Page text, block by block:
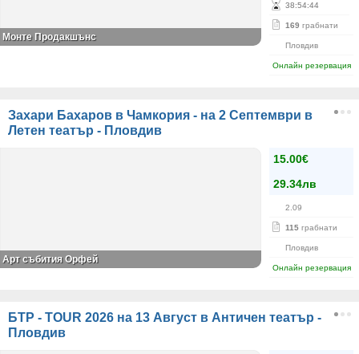
38:54:44
169 грабнати
Пловдив
Онлайн резервация
Монте Продакшънс
Захари Бахаров в Чамкория - на 2 Септември в
Летен театър - Пловдив
15.00€
29.34лв
2.09
115 грабнати
Пловдив
Онлайн резервация
Арт събития Орфей
БТР - TOUR 2026 на 13 Август в Античен театър -
Пловдив